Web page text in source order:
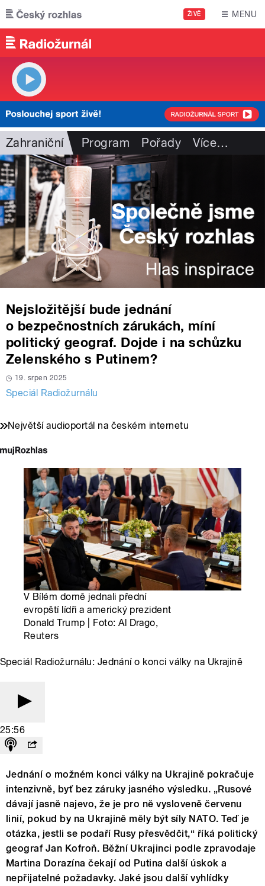
Přejít k hlavnímu obsahu
ŽIVĚ MENU
Zahraniční Program Pořady Více…
Nejsložitější bude jednání
o bezpečnostních zárukách, míní
politický geograf. Dojde i na schůzku
Zelenského s Putinem?
19. srpen 2025
Speciál Radiožurnálu
Největší audioportál na českém internetu
V Bílém domě jednali přední
evropští lídři a americký prezident
Donald Trump | Foto: Al Drago,
Reuters
Speciál Radiožurnálu: Jednání o konci války na Ukrajině
25:56
Jednání o možném konci války na Ukrajině pokračuje
intenzivně, byť bez záruky jasného výsledku. „Rusové
dávají jasně najevo, že je pro ně vysloveně červenu
linií, pokud by na Ukrajině měly být síly NATO. Teď je
otázka, jestli se podaří Rusy přesvědčit,“ říká politický
geograf Jan Kofroň. Běžní Ukrajinci podle zpravodaje
Martina Dorazína čekají od Putina další úskok a
nepřijatelné požadavky. Jaké jsou další vyhlídky